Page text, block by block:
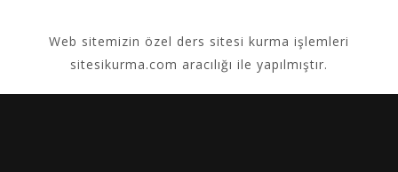
Web sitemizin özel ders sitesi kurma işlemleri
sitesikurma.com aracılığı ile yapılmıştır.